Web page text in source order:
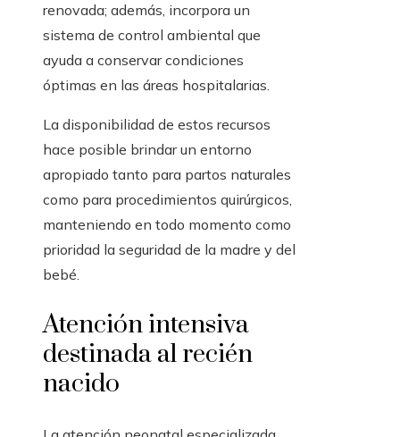
renovada; además, incorpora un
sistema de control ambiental que
ayuda a conservar condiciones
óptimas en las áreas hospitalarias.
La disponibilidad de estos recursos
hace posible brindar un entorno
apropiado tanto para partos naturales
como para procedimientos quirúrgicos,
manteniendo en todo momento como
prioridad la seguridad de la madre y del
bebé.
Atención intensiva
destinada al recién
nacido